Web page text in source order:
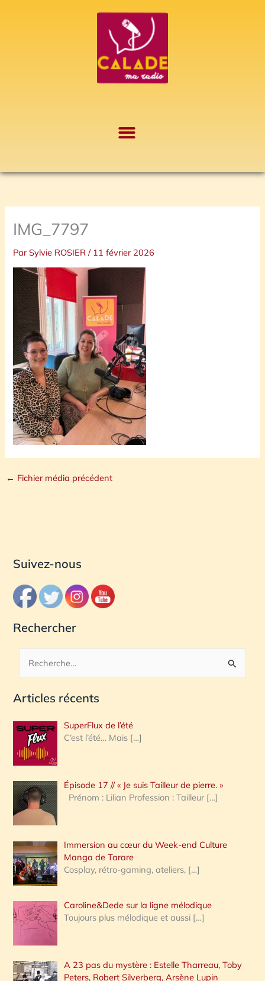
IMG_7797
ParSylvie ROSIER/ 11 février 2026
← Fichier média précédent
Suivez-nous
Rechercher
c
e
r
c
h
e
:
Articles récents
SuperFlux de l’été
C’est l’été… Mais […]
Épisode 17 // « Je suis Tailleur de pierre. »
Prénom : Lilian Profession : Tailleur […]
Immersion au cœur du Week-end Culture
Manga de Tarare
Cosplay, rétro-gaming, ateliers, […]
Caroline&Dede sur la ligne mélodique
Toujours plus mélodique et aussi […]
A 23 pas du mystère : Estelle Tharreau, Toby
Peters, Robert Silverberg, Arsène Lupin